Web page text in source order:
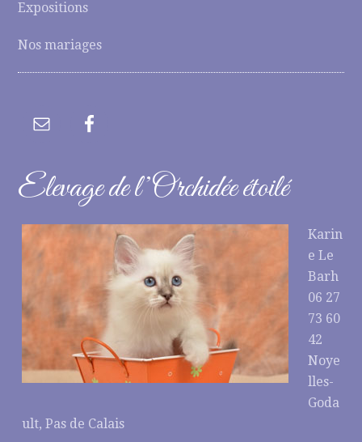
Expositions
Nos mariages
Elevage de l’Orchidée étoilé
Karin
e Le
Barh
06 27
73 60
42
Noye
lles-
Goda
ult, Pas de Calais